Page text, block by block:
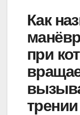
Как
при